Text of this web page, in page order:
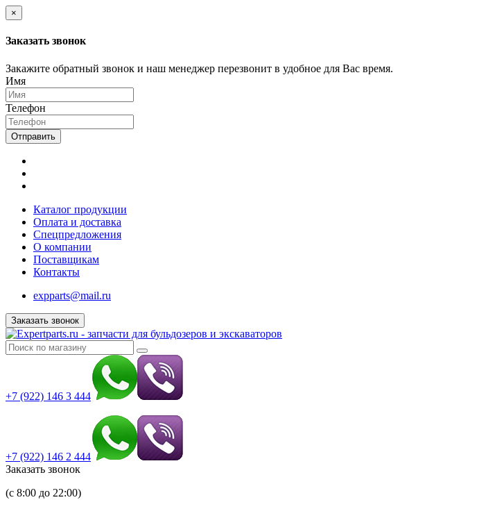
×
Заказать звонок
Закажите обратный звонок и наш менеджер перезвонит в удобное для Вас время.
Имя
Телефон
Отправить
Каталог продукции
Оплата и доставка
Спецпредложения
О компании
Поставщикам
Контакты
expparts@mail.ru
Заказать звонок
+7 (922) 146 3 444
+7 (922) 146 2 444
Заказать звонок
(с 8:00 до 22:00)